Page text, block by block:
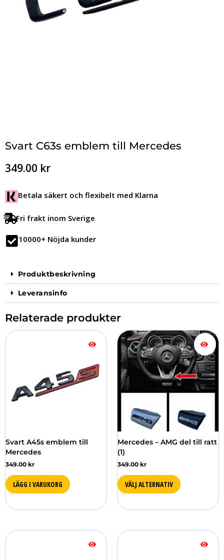
Svart C63s emblem till Mercedes
349.00 kr
Betala säkert och flexibelt med Klarna
Fri frakt inom Sverige
10000+ Nöjda kunder
Produktbeskrivning
Leveransinfo
Relaterade produkter
Svart A45s emblem till
Mercedes
349.00 kr
LÄGG I VARUKORG
Mercedes – AMG del till ratt
(1)
349.00 kr
VÄLJ ALTERNATIV
Den
här
produkten
flera
varianter.
De
alternativen
på
produktsidan
Den